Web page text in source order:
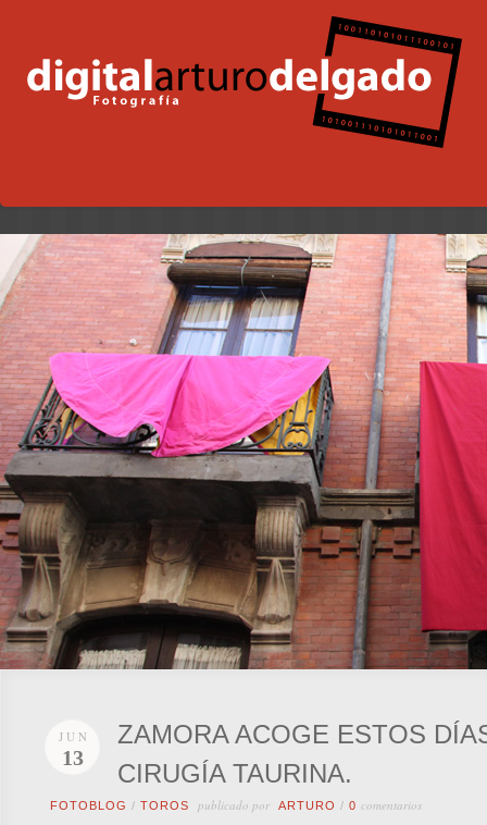
JUN
13
ZAMORA ACOGE ESTOS
CIRUGÍA TAURINA.
FOTOBLOG / TOROS publicado por ARTURO / 0 comentarios